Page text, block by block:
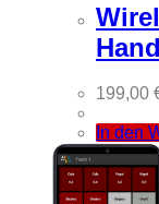
199,00
In den